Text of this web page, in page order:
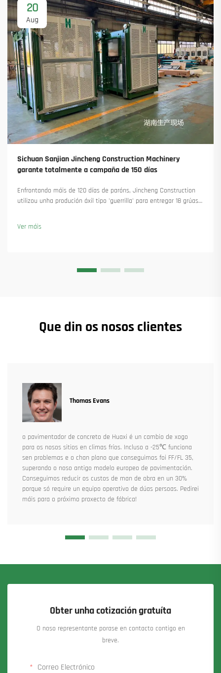
20
Aug
Sichuan Sanjian Jincheng Construction Machinery
garante totalmente a campaña de 150 días
Enfrontando máis de 120 días de paróns, Jincheng Construction
utilizou unha produción áxil tipo 'guerrilla' para entregar 18 grúas
manteu a produción en marcha. Saiba máis.
Ver máis
Que din os nosos clientes
Thomas Evans
o pavimentador de concreto de Huaxi é un cambio de xogo
para os nosos sitios en climas fríos. Incluso a -25℃ funciona
sen problemas e o chan plano que conseguimos foi FF/FL 35,
superando o noso antigo modelo europeo de pavimentación.
Conseguimos reducir os custos de man de obra en un 30%
porque só require un equipo operativo de dúas persoas. Pedirei
máis para o próximo proxecto de fábrica!
Obter unha cotización gratuíta
O noso representante porase en contacto contigo en
breve.
Correo Electrónico